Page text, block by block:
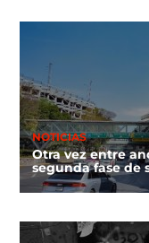
NOTICIAS
Otra vez entre
segunda fase de